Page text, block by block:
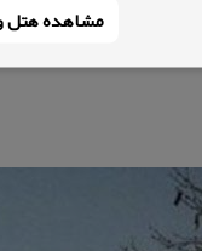
مشاهده هتل